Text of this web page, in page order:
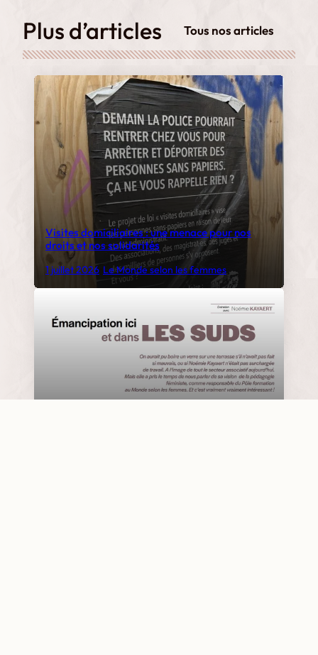
Plus d’articles Tous nos articles
Visites domiciliaires : une menace pour nos
droits et nos solidarités
1 juillet 2026 Le Monde selon les femmes